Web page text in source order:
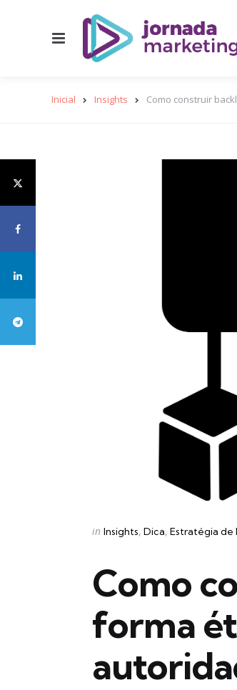
Inicial Insights Como construir
Categories
Posted
in Insights Dica Estratégia de
Como
forma